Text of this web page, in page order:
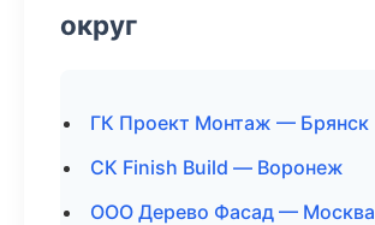
округ
ГК Проект Монтаж — Брянск
СК Finish Build — Воронеж
ООО Дерево Фасад — Москва